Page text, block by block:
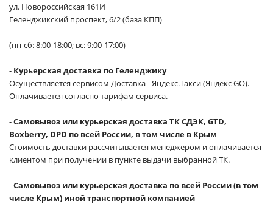
ул. Новороссийская 161И
Геленджикский проспект, 6/2 (база КПП)
(пн-сб: 8:00-18:00; вс: 9:00-17:00)
- Курьерская доставка по Геленджику
Осуществляется сервисом Доставка - Яндекс.Такси (Яндекс GO).
Оплачивается согласно тарифам сервиса.
-Самовывоз или курьерская доставка ТК СДЭК, GTD,
Boxberry, DPD по всей России, в том числе в Крым
Стоимость доставки рассчитывается менеджером и оплачивается
клиентом при получении в пункте выдачи выбранной ТК.
-Самовывоз или курьерская доставка по всей России (в том
числе Крым) иной транспортной компанией